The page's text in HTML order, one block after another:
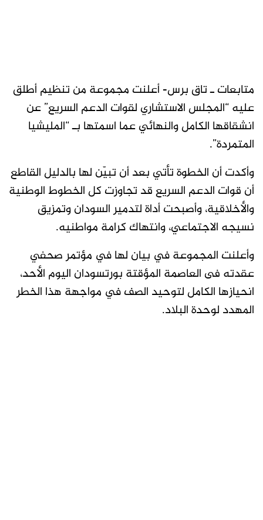
متابعات ـ تاق برس- أعلنت مجموعة من تنظيم أطلق
عليه “المجلس الاستشاري لقوات الدعم السريع” عن
انشقاقها الكامل والنهائي عما اسمتها بـ “المليشيا
المتمردة”.
وأكدت أن الخطوة تأتي بعد أن تبيّن لها بالدليل القاطع
أن قوات الدعم السريع قد تجاوزت كل الخطوط الوطنية
والأخلاقية، وأصبحت أداة لتدمير السودان وتمزيق
نسيجه الاجتماعي، وانتهاك كرامة مواطنيه.
وأعلنت المجموعة في بيان لها في مؤتمر صحفي
عقدته فى العاصمة المؤقتة بورتسودان اليوم الأحد،
انحيازها الكامل لتوحيد الصف في مواجهة هذا الخطر
المهدد لوحدة البلاد.